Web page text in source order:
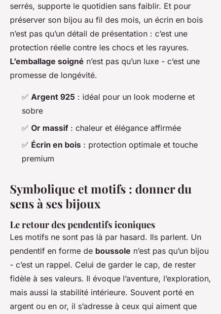
serrés, supporte le quotidien sans faiblir. Et pour
préserver son bijou au fil des mois, un écrin en bois
n’est pas qu’un détail de présentation : c’est une
protection réelle contre les chocs et les rayures.
L’emballage soigné n’est pas qu’un luxe - c’est une
promesse de longévité.
✅ Argent 925 : idéal pour un look moderne et
sobre
✅ Or massif : chaleur et élégance affirmée
✅ Écrin en bois : protection optimale et touche
premium
Symbolique et motifs : donner du
sens à ses bijoux
Le retour des pendentifs iconiques
Les motifs ne sont pas là par hasard. Ils parlent. Un
pendentif en forme de boussole n’est pas qu’un bijou
- c’est un rappel. Celui de garder le cap, de rester
fidèle à ses valeurs. Il évoque l’aventure, l’exploration,
mais aussi la stabilité intérieure. Souvent porté en
argent ou en or, il s’adresse à ceux qui aiment que